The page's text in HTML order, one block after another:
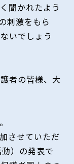
聞かれたよう
刺激をもら
いでしょう
者の皆様、大
させていただ
）の発表で